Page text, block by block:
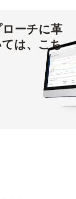
ーチに革
は、こち